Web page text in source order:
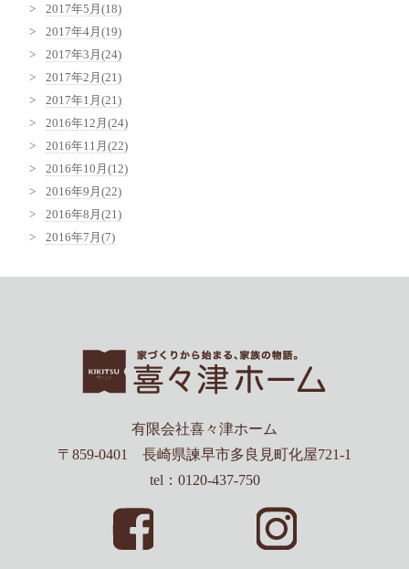
2017年5月(18)
2017年4月(19)
2017年3月(24)
2017年2月(21)
2017年1月(21)
2016年12月(24)
2016年11月(22)
2016年10月(12)
2016年9月(22)
2016年8月(21)
2016年7月(7)
有限会社喜々津ホーム
〒859-0401 長崎県諫早市多良見町化屋721-1
tel：0120-437-750